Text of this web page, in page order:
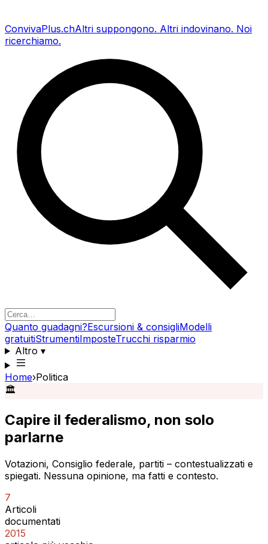
ConvivaPlus.chAltri suppongono. Altri indovinano. Noi
ricerchiamo.
Quanto guadagni?Escursioni & consigliModelli
gratuitiStrumentiImposteTrucchi risparmio
Altro ▾
Home›Politica
🏛️
Capire il federalismo, non solo
parlarne
Votazioni, Consiglio federale, partiti – contestualizzati e
spiegati. Nessuna opinione, ma fatti e contesto.
7
Articoli
documentati
2015